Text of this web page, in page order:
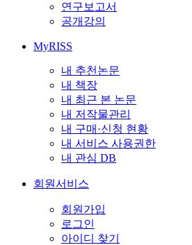
연구보고서
공개강의
MyRISS
내 추천논문
내 책장
내 최근 본 논문
내 저작물관리
내 구매·신청 현황
내 서비스 사용권한
내 관심 DB
회원서비스
회원가입
로그인
아이디 찾기